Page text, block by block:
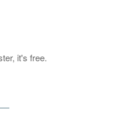
it's free.